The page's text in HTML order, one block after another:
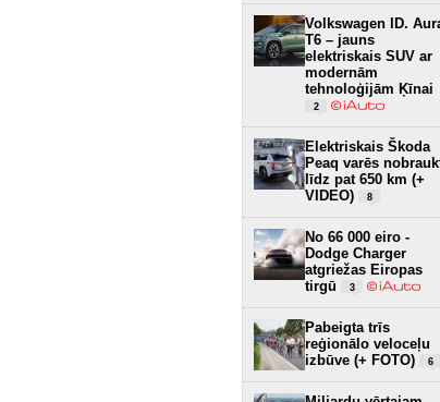
Volkswagen ID.
T6 – jauns
elektriskais SUV ar
modernām
tehnoloģijām Ķīnai
2
Elektriskais Škoda
Peaq varēs
līdz pat 650 km (+
VIDEO)
8
No 66 000 eiro -
Dodge Charger
atgriežas Eiropas
tirgū
3
Pabeigta trīs
reģionālo veloceļu
izbūve (+ FOTO)
6